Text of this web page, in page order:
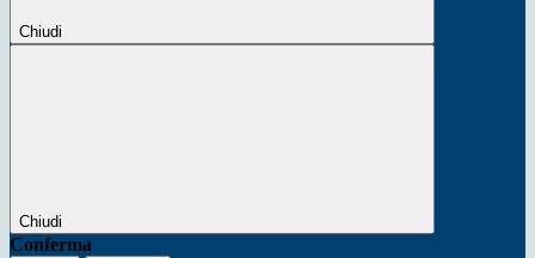
Chiudi
Chiudi
Conferma